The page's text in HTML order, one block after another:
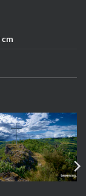
cm